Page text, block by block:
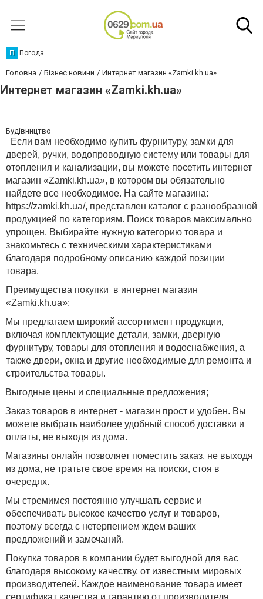
П Погода
Головна Бізнес новини Интернет магазин «Zamki.kh.ua»
Интернет магазин «Zamki.kh.ua»
Будівництво
Если вам необходимо купить фурнитуру, замки для
дверей, ручки, водопроводную систему или товары для
отопления и канализации, вы можете посетить интернет
магазин «Zamki.kh.ua», в котором вы обязательно
найдете все необходимое. На сайте магазина:
https://zamki.kh.ua/, представлен каталог с разнообразной
продукцией по категориям. Поиск товаров максимально
упрощен. Выбирайте нужную категорию товара и
знакомьтесь с техническими характеристиками
благодаря подробному описанию каждой позиции
товара.
Преимущества покупки в интернет магазин
«Zamki.kh.ua»:
Мы предлагаем широкий ассортимент продукции,
включая комплектующие детали, замки, дверную
фурнитуру, товары для отопления и водоснабжения, а
также двери, окна и другие необходимые для ремонта и
строительства товары.
Выгодные цены и специальные предложения;
Заказ товаров в интернет - магазин прост и удобен. Вы
можете выбрать наиболее удобный способ доставки и
оплаты, не выходя из дома.
Магазины онлайн позволяет поместить заказ, не выходя
из дома, не тратьте свое время на поиски, стоя в
очередях.
Мы стремимся постоянно улучшать сервис и
обеспечивать высокое качество услуг и товаров,
поэтому всегда с нетерпением ждем ваших
предложений и замечаний.
Покупка товаров в компании будет выгодной для вас
благодаря высокому качеству, от известным мировых
производителей. Каждое наименование товара имеет
сертификат качества и гарантию от производителя,